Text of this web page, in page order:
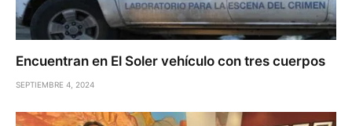
Encuentran en El Soler vehículo con tres cuerpos
SEPTIEMBRE 4, 2024